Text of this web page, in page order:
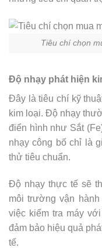
Tiêu chí chọn
Độ nhạy phát hiện
Đây là tiêu chí kỹ
kim loại. Độ nhạy
điển hình như Sắt
nhạy công bố chỉ là
thử tiêu chuẩn.
Độ nhạy thực tế sẽ
môi trường vận
việc kiểm tra máy
đảm bảo hiệu quả
tế.